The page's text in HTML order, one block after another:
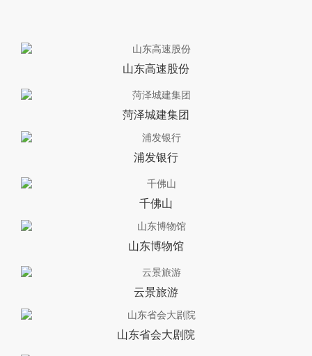
山东高速股份
菏泽城建集团
浦发银行
千佛山
山东博物馆
云景旅游
山东省会大剧院